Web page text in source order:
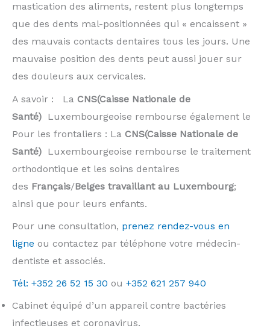
mastication des aliments, restent plus longtemps
que des dents mal-positionnées qui « encaissent »
des mauvais contacts dentaires tous les jours. Une
mauvaise position des dents peut aussi jouer sur
des douleurs aux cervicales.
A savoir : La CNS(Caisse Nationale de
Santé) Luxembourgeoise rembourse également le
Pour les frontaliers : La CNS(Caisse Nationale de
Santé) Luxembourgeoise rembourse le traitement
orthodontique et les soins dentaires
des Français/Belges travaillant au Luxembourg;
ainsi que pour leurs enfants.
Pour une consultation, prenez rendez-vous en
ligne ou contactez par téléphone votre médecin-
dentiste et associés.
Tél: +352 26 52 15 30 ou +352 621 257 940
Cabinet équipé d’un appareil contre bactéries
infectieuses et coronavirus.